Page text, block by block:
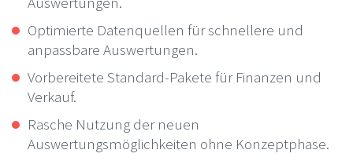
Optimierte Datenquellen für schnellere und
anpassbare Auswertungen.
Vorbereitete Standard-Pakete für Finanzen und
Verkauf.
Rasche Nutzung der neuen
Auswertungsmöglichkeiten ohne Konzeptphase.